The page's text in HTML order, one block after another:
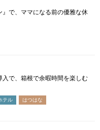
で、ママになる前の優雅な休
入で、箱根で余暇時間を楽しむ
テル はつはな